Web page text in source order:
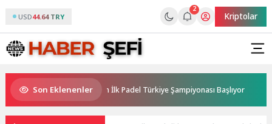
USD44.64 TRY
2
Kriptolar
Son Eklenenler
Türkiye’nin İlk Padel Türkiye Şampiyonası Başlıyor